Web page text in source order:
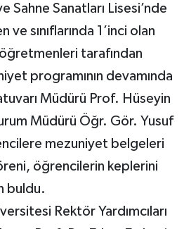
Sahne Sanatları Lisesi’nde
sınıflarında 1’inci olan
tarafından
programının devamında
Müdürü Prof. Hüseyin
Müdürü Öğr. Gör. Yusuf
mezuniyet belgeleri
öğrencilerin keplerini
buldu.
Rektör Yardımcıları